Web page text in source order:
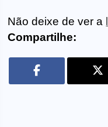
Não deixe de ver a
Compartilhe: